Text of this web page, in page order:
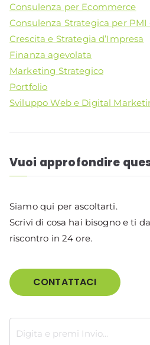
Consulenza per Ecommerce
Consulenza Strategica per
Crescita e Strategia d’Impresa
Finanza agevolata
Marketing Strategico
Portfolio
Sviluppo Web e Digital
Vuoi approfondire
Siamo qui per ascoltarti.
Scrivi di cosa hai bisogno e ti
riscontro in 24 ore.
CONTATTACI